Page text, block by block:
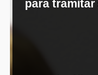
para